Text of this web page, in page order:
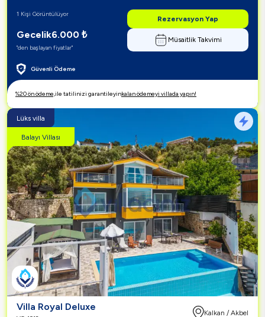
Güvenli Ödeme
Gecelik6.000 ₺
"den başlayan fiyatlar"
1 Kişi Görüntülüyor
Rezervasyon Yap
Müsaitlik Takvimi
%20 ön ödeme,ile tatilinizi garantileyinkalan ödemeyi villada yapın!
Lüks villa
Balayı Villası
Villa Royal Deluxe
Kalkan / Akbel